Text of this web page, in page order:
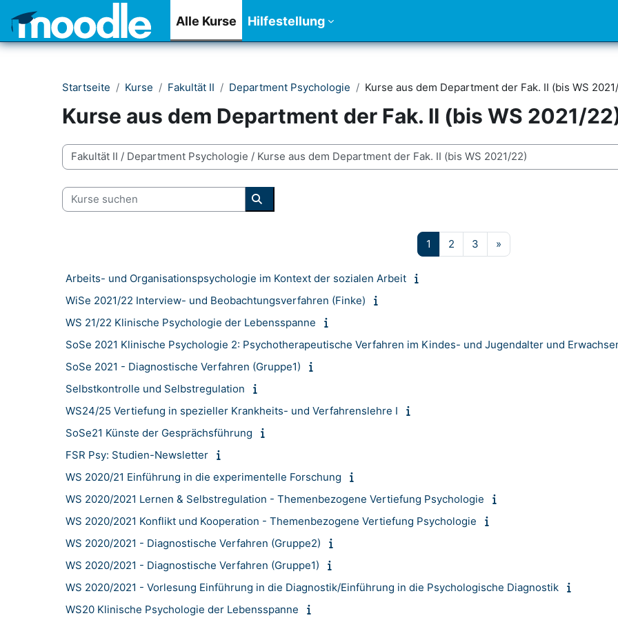
Alle Kurse Hilfestellung
Startseite Kurse Fakultät II Department Psychologie Kurse aus dem Department der Fak. II (bis WS
Kurse aus dem Department der Fak. II (bis WS 2021/
Kursbereiche
Kurse suchen
Kurse suchen
1 Seite 1
2Seite 2
3Seite 3
»Nächste Seite
Arbeits- und Organisationspsychologie im Kontext der sozialen Arbeit
WiSe 2021/22 Interview- und Beobachtungsverfahren (Finke)
WS 21/22 Klinische Psychologie der Lebensspanne
SoSe 2021 Klinische Psychologie 2: Psychotherapeutische Verfahren im Kindes- und Jugendalter und
SoSe 2021 - Diagnostische Verfahren (Gruppe1)
Selbstkontrolle und Selbstregulation
WS24/25 Vertiefung in spezieller Krankheits- und Verfahrenslehre I
SoSe21 Künste der Gesprächsführung
FSR Psy: Studien-Newsletter
WS 2020/21 Einführung in die experimentelle Forschung
WS 2020/2021 Lernen & Selbstregulation - Themenbezogene Vertiefung Psychologie
WS 2020/2021 Konflikt und Kooperation - Themenbezogene Vertiefung Psychologie
WS 2020/2021 - Diagnostische Verfahren (Gruppe2)
WS 2020/2021 - Diagnostische Verfahren (Gruppe1)
WS 2020/2021 - Vorlesung Einführung in die Diagnostik/Einführung in die Psychologische Diagnostik
WS20 Klinische Psychologie der Lebensspanne